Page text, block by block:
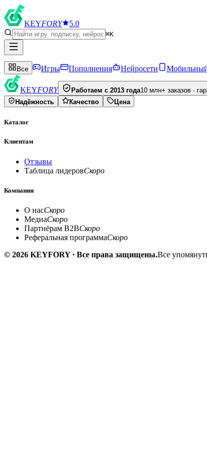
KEYFORY 5.0
⌘K
Все Игры Пополнения Нейросети
KEYFORY Работаем с 2013 года10 млн+ заказов ·
Надёжность
Качество Цена
Каталог
Клиентам
Отзывы
Таблица лидеровСкоро
Компания
О насСкоро
МедиаСкоро
Партнёрам B2BСкоро
Реферальная программаСкоро
© 2026 KEYFORY · Все права защищены.Все